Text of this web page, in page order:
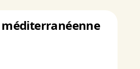
méditerranéenne